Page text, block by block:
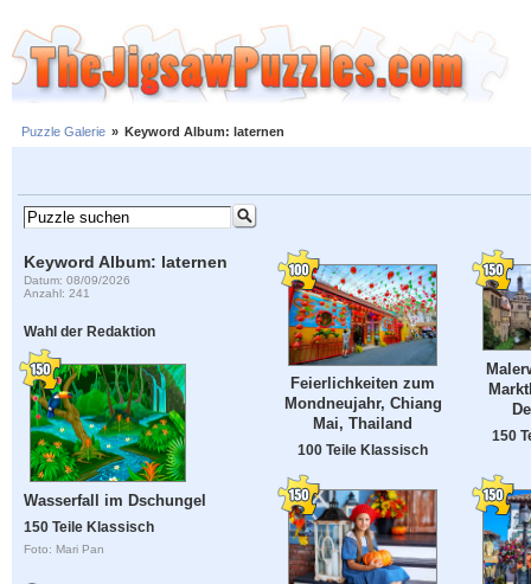
Puzzle Galerie » Keyword Album: laternen
Keyword Album: laternen
Datum: 08/09/2026
Anzahl: 241
Wahl der Redaktion
Wasserfall im Dschungel
150 Teile Klassisch
Foto: Mari Pan
Feierlichkeiten zum
Mondneujahr, Chiang
Mai, Thailand
100 Teile Klassisch
150